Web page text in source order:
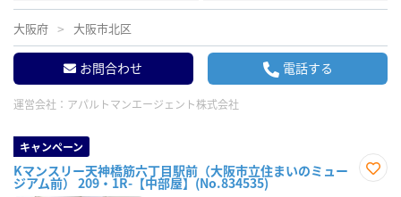
大阪府 大阪市北区
お問合わせ 電話する
運営会社： アパルトマンエージェント株式会社
キャンペーン
Kマンスリー天神橋筋六丁目駅前（大阪市立住まいのミュー
ジアム前） 209・1R-【中部屋】(No.834535)